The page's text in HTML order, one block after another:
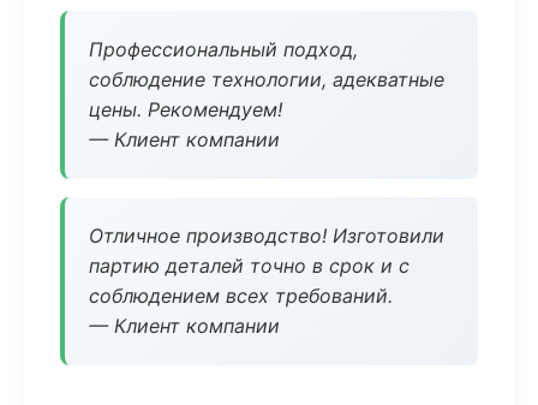
Профессиональный подход,
соблюдение технологии, адекватные
цены. Рекомендуем!
— Клиент компании
Отличное производство! Изготовили
партию деталей точно в срок и с
соблюдением всех требований.
— Клиент компании